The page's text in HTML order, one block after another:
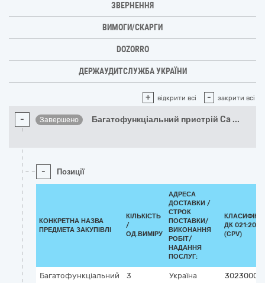
ЗВЕРНЕННЯ
ВИМОГИ/СКАРГИ
DOZORRO
ДЕРЖАУДИТСЛУЖБА УКРАЇНИ
+ відкрити всі - закрити всі
- Завершено Багатофункціальний пристрій Ca ...
- Позиції
КОНКРЕТНА НАЗВА
ПРЕДМЕТА ЗАКУПІВЛІ
КІЛЬКІСТЬ
/
ОД.ВИМІРУ
АДРЕСА
ДОСТАВКИ /
СТРОК
ПОСТАВКИ/
ВИКОНАННЯ
РОБІТ/
НАДАННЯ
ПОСЛУГ:
ДК 021:2015
(CPV)
Багатофункціальний
3
Україна